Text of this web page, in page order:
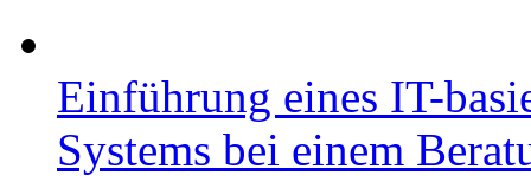
Einführung eines IT-
Systems bei einem